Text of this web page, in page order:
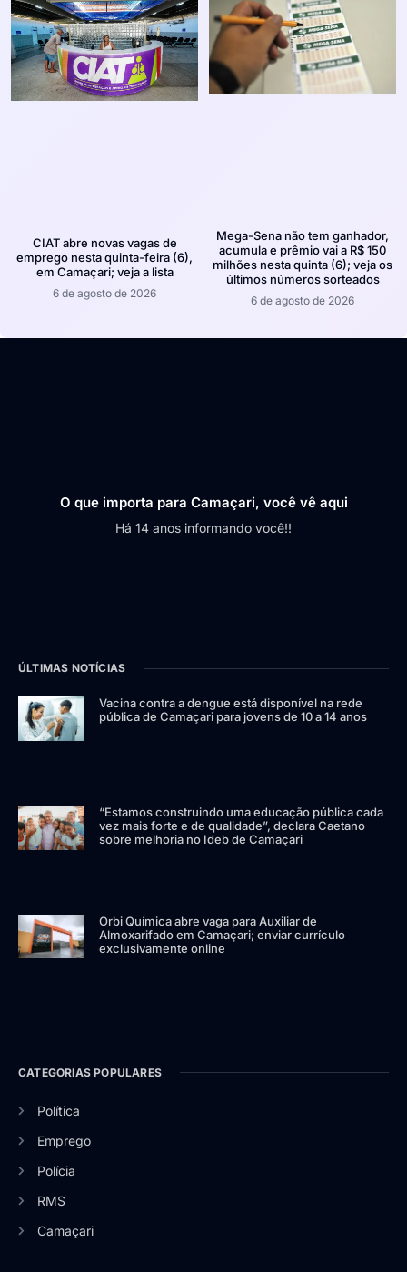
CIAT abre novas vagas de
emprego nesta quinta-feira (6),
em Camaçari; veja a lista
6 de agosto de 2026
Mega-Sena não tem ganhador,
acumula e prêmio vai a R$ 150
milhões nesta quinta (6); veja os
últimos números sorteados
6 de agosto de 2026
O que importa para Camaçari, você vê aqui
Há 14 anos informando você!!
ÚLTIMAS NOTÍCIAS
Vacina contra a dengue está disponível na rede
pública de Camaçari para jovens de 10 a 14 anos
“Estamos construindo uma educação pública cada
vez mais forte e de qualidade”, declara Caetano
sobre melhoria no Ideb de Camaçari
Orbi Química abre vaga para Auxiliar de
Almoxarifado em Camaçari; enviar currículo
exclusivamente online
CATEGORIAS POPULARES
Política
Emprego
Polícia
RMS
Camaçari